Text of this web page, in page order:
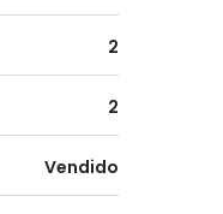
2
2
Vendido